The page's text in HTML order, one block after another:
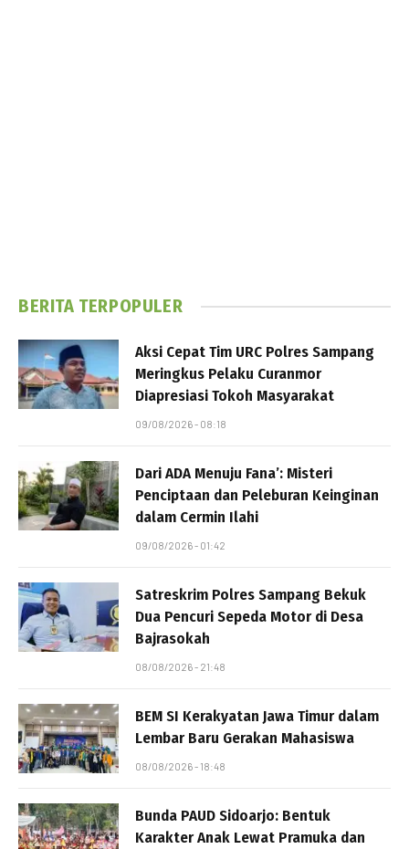
BERITA TERPOPULER
Aksi Cepat Tim URC Polres Sampang
Meringkus Pelaku Curanmor
Diapresiasi Tokoh Masyarakat
09/08/2026 - 08:18
Dari ADA Menuju Fana’: Misteri
Penciptaan dan Peleburan Keinginan
dalam Cermin Ilahi
09/08/2026 - 01:42
Satreskrim Polres Sampang Bekuk
Dua Pencuri Sepeda Motor di Desa
Bajrasokah
08/08/2026 - 21:48
BEM SI Kerakyatan Jawa Timur dalam
Lembar Baru Gerakan Mahasiswa
08/08/2026 - 18:48
Bunda PAUD Sidoarjo: Bentuk
Karakter Anak Lewat Pramuka dan